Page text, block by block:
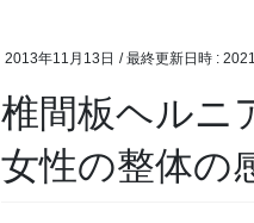
2013年11月13日 / 最終更新日時 :
椎間板ヘルニ
女性の整体の